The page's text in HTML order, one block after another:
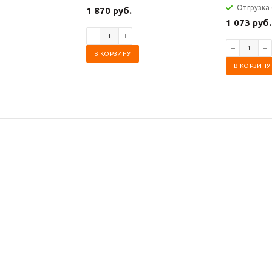
1 870 руб.
В КОРЗИНУ
1 073 руб.
В КОРЗИНУ